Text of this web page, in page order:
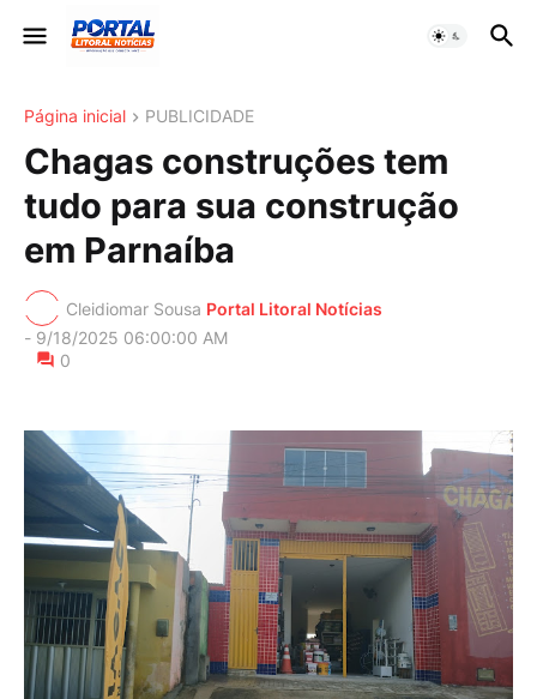
Página inicial PUBLICIDADE
Chagas construções tem
tudo para sua construção
em Parnaíba
Cleidiomar Sousa Portal Litoral Notícias
- 9/18/2025 06:00:00 AM
0